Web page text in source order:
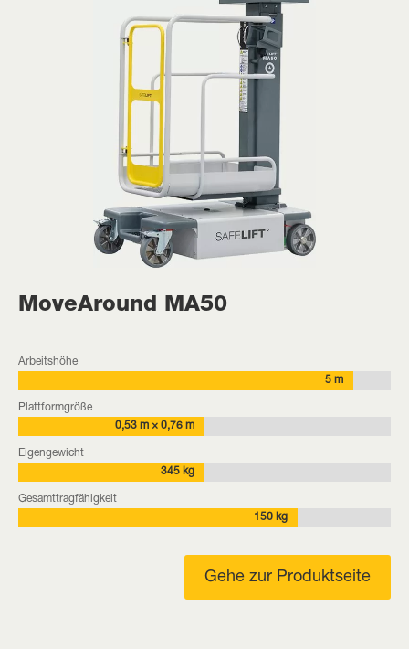
MoveAround MA50
Arbeitshöhe
5 m
Plattformgröße
0,53 m × 0,76 m
Eigengewicht
345 kg
Gesamttragfähigkeit
150 kg
Gehe zur Produktseite